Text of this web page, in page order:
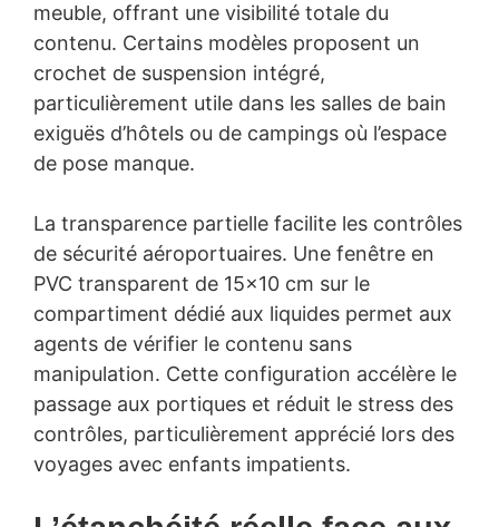
meuble, offrant une visibilité totale du
contenu. Certains modèles proposent un
crochet de suspension intégré,
particulièrement utile dans les salles de bain
exiguës d’hôtels ou de campings où l’espace
de pose manque.
La transparence partielle facilite les contrôles
de sécurité aéroportuaires. Une fenêtre en
PVC transparent de 15×10 cm sur le
compartiment dédié aux liquides permet aux
agents de vérifier le contenu sans
manipulation. Cette configuration accélère le
passage aux portiques et réduit le stress des
contrôles, particulièrement apprécié lors des
voyages avec enfants impatients.